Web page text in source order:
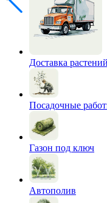
Доставка растений
Посадочные
Газон под ключ
Автополив